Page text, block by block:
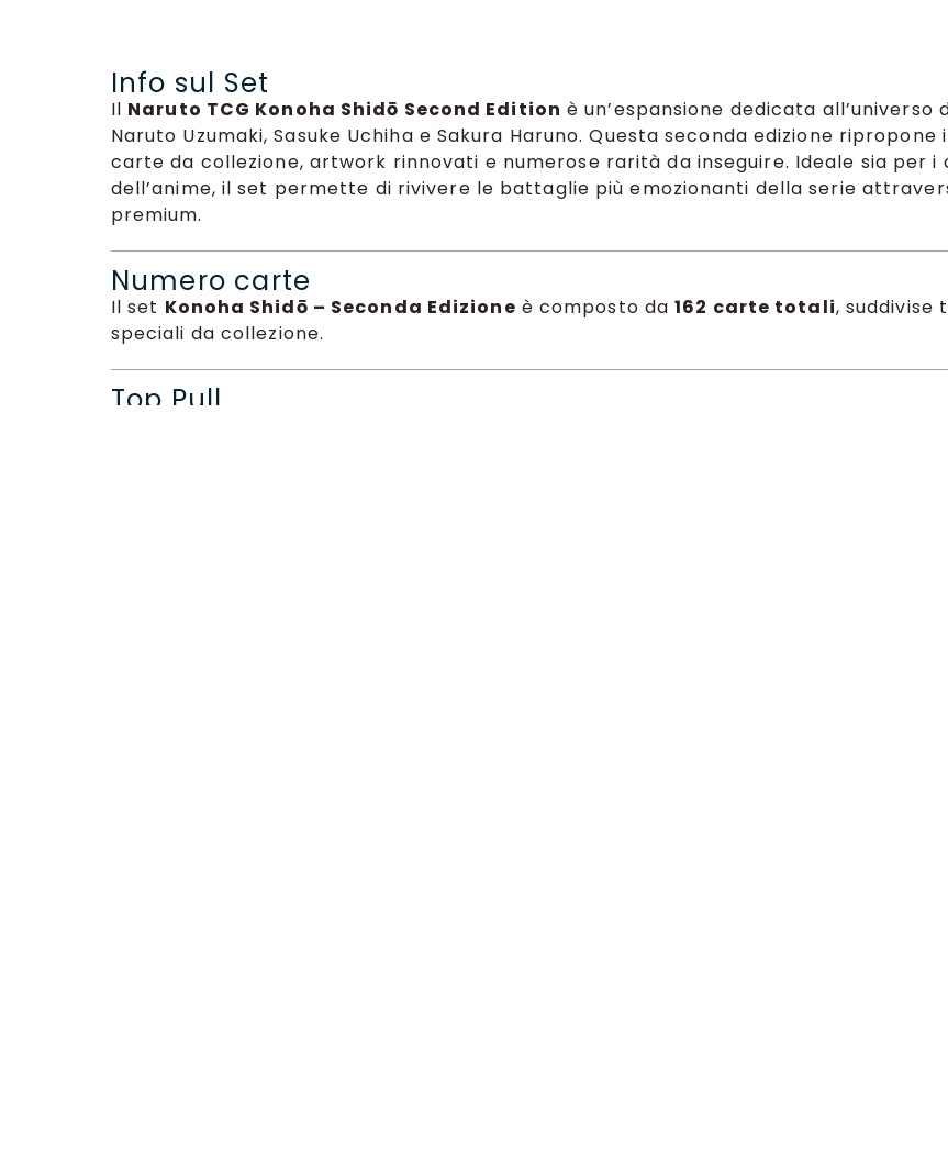
Info sul Set
Il Naruto TCG Konoha Shidō Second Edition è un’espansione dedicata
Naruto Uzumaki, Sasuke Uchiha e Sakura Haruno. Questa seconda edizione
carte da collezione, artwork rinnovati e numerose rarità da inseguire. Ideale sia per
dell’anime, il set permette di rivivere le battaglie più emozionanti della serie
premium.
Numero carte
Il set Konoha Shidō – Seconda Edizione è composto da162 carte totali,
speciali da collezione.
Top Pull